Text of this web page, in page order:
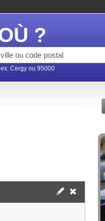
?
ex: Cergy ou 95000